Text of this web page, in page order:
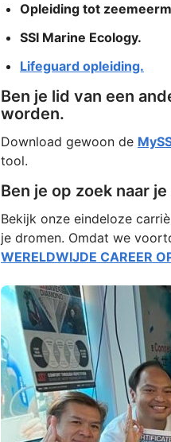
Opleiding tot
SSI Marine Ecology.
Lifeguard opleiding.
Ben je lid van een
worden.
Download gewoon de
tool.
Ben je op zoek naar
Bekijk onze eindeloze
je dromen. Omdat we
WERELDWIJDE CAREER